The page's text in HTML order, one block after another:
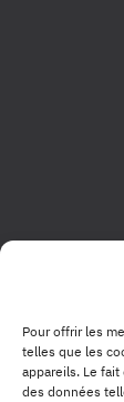
Pour offrir les
telles que les
appareils. Le
des données